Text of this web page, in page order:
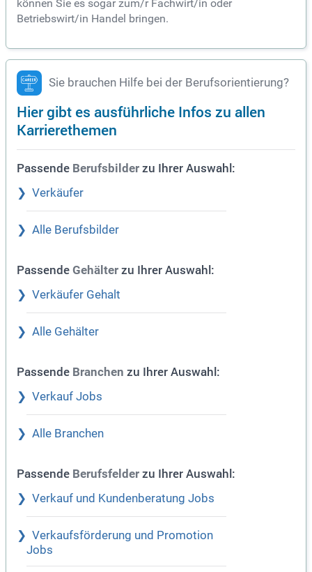
können Sie es sogar zum/r Fachwirt/in oder
Betriebswirt/in Handel bringen.
Sie brauchen Hilfe bei der Berufsorientierung?
Hier gibt es ausführliche Infos zu allen
Karrierethemen
Passende Berufsbilder zu Ihrer Auswahl:
Verkäufer
Alle Berufsbilder
Passende Gehälter zu Ihrer Auswahl:
Verkäufer Gehalt
Alle Gehälter
Passende Branchen zu Ihrer Auswahl:
Verkauf Jobs
Alle Branchen
Passende Berufsfelder zu Ihrer Auswahl:
Verkauf und Kundenberatung Jobs
Verkaufsförderung und Promotion
Jobs